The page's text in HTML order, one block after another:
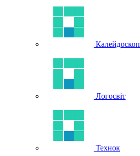
Калейдоскоп
Логосвіт
Технок